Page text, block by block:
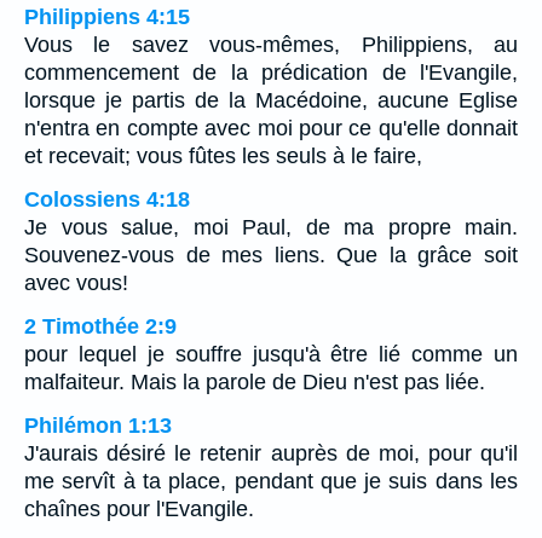
Philippiens 4:15
Vous le savez vous-mêmes, Philippiens, au
commencement de la prédication de l'Evangile,
lorsque je partis de la Macédoine, aucune Eglise
n'entra en compte avec moi pour ce qu'elle donnait
et recevait; vous fûtes les seuls à le faire,
Colossiens 4:18
Je vous salue, moi Paul, de ma propre main.
Souvenez-vous de mes liens. Que la grâce soit
avec vous!
2 Timothée 2:9
pour lequel je souffre jusqu'à être lié comme un
malfaiteur. Mais la parole de Dieu n'est pas liée.
Philémon 1:13
J'aurais désiré le retenir auprès de moi, pour qu'il
me servît à ta place, pendant que je suis dans les
chaînes pour l'Evangile.